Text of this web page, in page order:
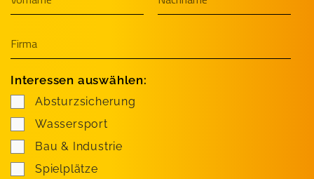
Interessen auswählen:
Absturzsicherung
Wassersport
Bau & Industrie
Spielplätze